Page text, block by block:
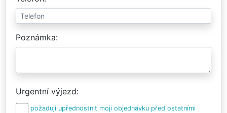
Poznámka
Urgentní výjezd
požaduji upřednostnit moji objednávku před ostatními